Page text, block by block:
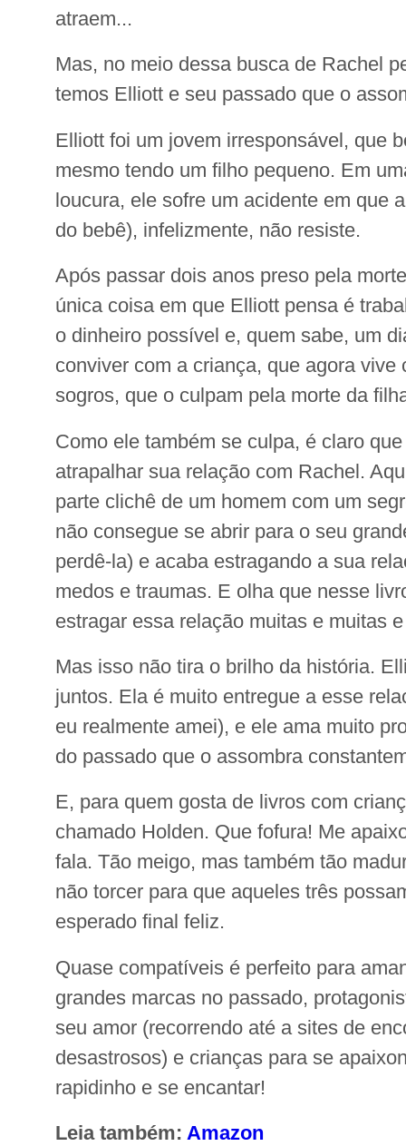
atraem...
Mas, no meio dessa busca de Rachel
temos Elliott e seu passado que o
Elliott foi um jovem irresponsável, que
mesmo tendo um filho pequeno. Em
loucura, ele sofre um acidente em que
do bebê), infelizmente, não resiste.
Após passar dois anos preso pela
única coisa em que Elliott pensa é
o dinheiro possível e, quem sabe, um
conviver com a criança, que agora vive
sogros, que o culpam pela morte da
Como ele também se culpa, é claro
atrapalhar sua relação com Rachel.
parte clichê de um homem com um
não consegue se abrir para o seu
perdê-la) e acaba estragando a sua
medos e traumas. E olha que nesse
estragar essa relação muitas e muitas
Mas isso não tira o brilho da história.
juntos. Ela é muito entregue a esse
eu realmente amei), e ele ama muito
do passado que o assombra
E, para quem gosta de livros com
chamado Holden. Que fofura! Me
fala. Tão meigo, mas também tão
não torcer para que aqueles três
esperado final feliz.
Quase compatíveis é perfeito para
grandes marcas no passado,
seu amor (recorrendo até a sites de
desastrosos) e crianças para se
rapidinho e se encantar!
Leia também: Amazon